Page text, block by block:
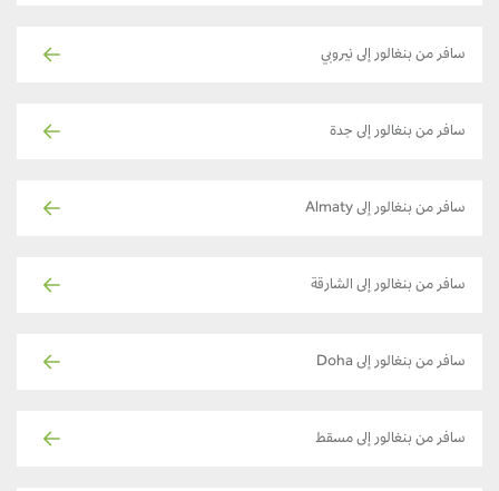
سافر من بنغالور إلى نيروبي
سافر من بنغالور إلى جدة
سافر من بنغالور إلى Almaty
سافر من بنغالور إلى الشارقة
سافر من بنغالور إلى Doha
سافر من بنغالور إلى مسقط